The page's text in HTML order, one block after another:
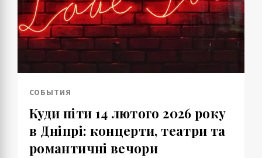
СОБЫТИЯ
Куди піти 14 лютого 2026 року
в Дніпрі: концерти, театри та
романтичні вечори